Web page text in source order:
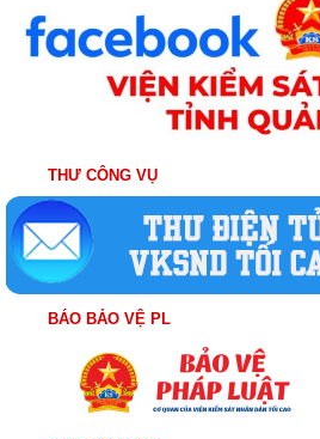
THƯ CÔNG VỤ
BÁO BẢO VỆ PL